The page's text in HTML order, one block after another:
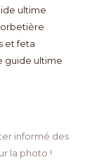
ultime
et feta
guide ultime
informé des
la photo !